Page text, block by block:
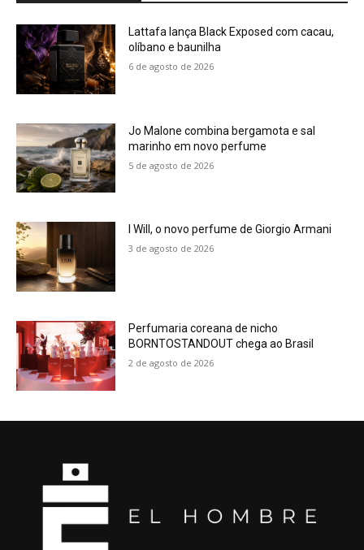
Lattafa lança Black Exposed com cacau,
olíbano e baunilha
6 de agosto de 2026
Jo Malone combina bergamota e sal
marinho em novo perfume
5 de agosto de 2026
I Will, o novo perfume de Giorgio Armani
3 de agosto de 2026
Perfumaria coreana de nicho
BORNTOSTANDOUT chega ao Brasil
2 de agosto de 2026